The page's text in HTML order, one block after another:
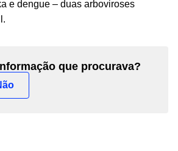
e dengue – duas arboviroses
que procurava?